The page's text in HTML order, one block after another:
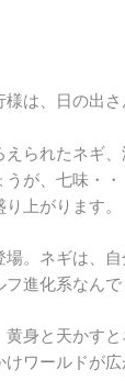
は、日の出さ
られたネギ
が、七味・・
上がります。
。ネギは、
進化系なんで
身と天かす
ワールドが広